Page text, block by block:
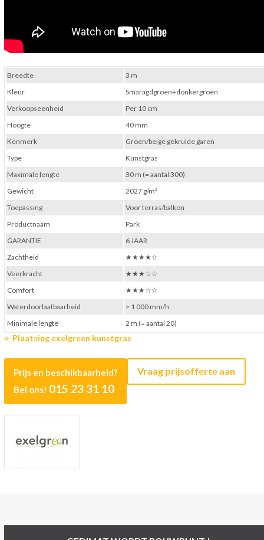
Plaatsing exelgreen kunstgras
Prijs en beschikbaarheid?
Bel ons! 015 23 31 10
Vraag prijsofferte aan
Breedte
3 m
Kleur
Smaragdgroen+donkergroen
Verkoopseenheid
Per 10 cm
Hoogte
40 mm
Kenmerk
Groen/beige gekrulde garen
Type
Kunstgras
Maximale lengte
30 m (= aantal 300)
Gewicht
2027 g/m²
Toepassing
Voor terras/balkon
Productnaam
Park
GARANTIE
6 JAAR
Zachtheid
★★★★☆
Veerkracht
★★★☆☆
Comfort
★★★☆☆
Waterdoorlaatbaarheid
> 1 000 mm/h
Minimale lengte
2 m (= aantal 20)